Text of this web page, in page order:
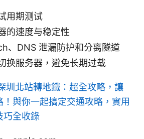
用期测试
的速度与稳定性
、DNS 泄漏防护和分离隧道
换服务器，避免长期过载
圳北站轉地鐵：超全攻略，讓
與你一起搞定交通攻略，實用
巧全收錄